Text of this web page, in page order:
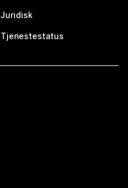
Juridisk
Tjenestestatus